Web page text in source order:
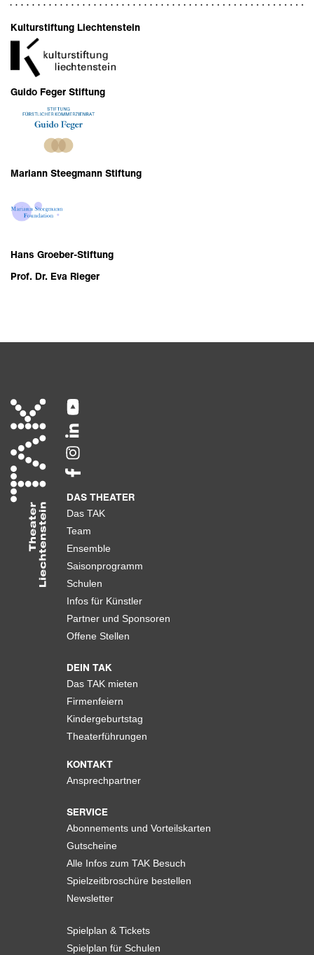
Kulturstiftung Liechtenstein
Guido Feger Stiftung
Mariann Steegmann Stiftung
Hans Groeber-Stiftung
Prof. Dr. Eva Rieger
DAS THEATER
Das TAK
Team
Ensemble
Saisonprogramm
Schulen
Infos für Künstler
Partner und Sponsoren
Offene Stellen
DEIN TAK
Das TAK mieten
Firmenfeiern
Kindergeburtstag
Theaterführungen
KONTAKT
Ansprechpartner
SERVICE
Abonnements und Vorteilskarten
Gutscheine
Alle Infos zum TAK Besuch
Spielzeitbroschüre bestellen
Newsletter
Spielplan & Tickets
Spielplan für Schulen